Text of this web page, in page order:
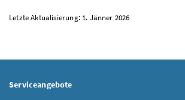
Letzte Aktualisierung: 1. Jänner 2026
Serviceangebote